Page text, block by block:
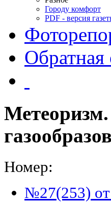
Городу комфорт
PDF - версия
Обратная
Номер:
№27(253)